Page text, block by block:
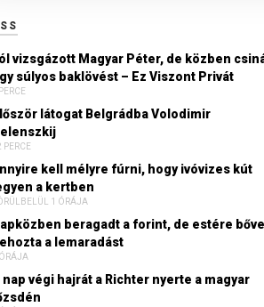
vizsgázott Magyar Péter, de közben
súlyos baklövést – Ez Viszont Privát
látogat Belgrádba Volodimir
PERCE
kell mélyre fúrni, hogy ivóvizes kút
a kertben
1 ÓRÁJA
beragadt a forint, de estére
a lemaradást
nap végi hajrát a Richter nyerte a magyar